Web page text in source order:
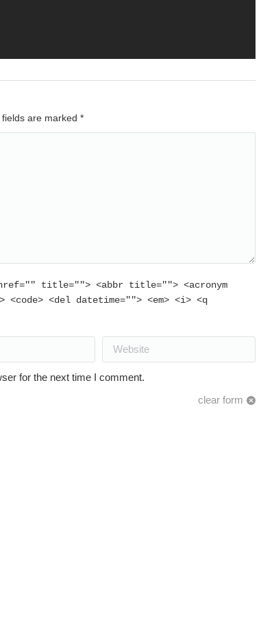
are marked *
title=""> <abbr title=""> <acronym
<del datetime=""> <em> <i> <q
Website
for the next time I comment.
clear form